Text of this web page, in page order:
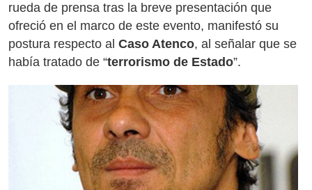
rueda de prensa tras la breve presentación que
ofreció en el marco de este evento, manifestó su
postura respecto al Caso Atenco, al señalar que se
había tratado de “terrorismo de Estado”.